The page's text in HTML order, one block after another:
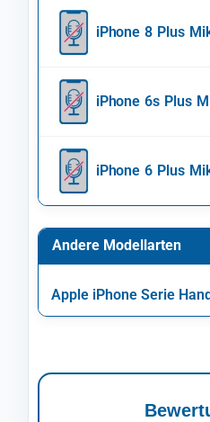
iPhone 8 Plus
iPhone 6s Plus
iPhone 6 Plus
Andere Modellarten
Apple iPhone Serie